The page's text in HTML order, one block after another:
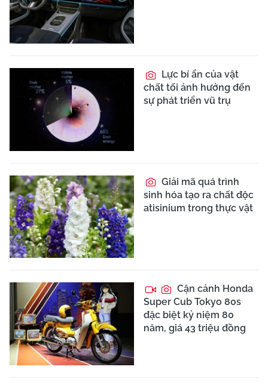
Lực bí ẩn của vật
chất tối ảnh hưởng đến
sự phát triển vũ trụ
Giải mã quá trình
sinh hóa tạo ra chất độc
atisinium trong thực vật
Cận cảnh Honda
Super Cub Tokyo 80s
đặc biệt kỷ niệm 80
năm, giá 43 triệu đồng